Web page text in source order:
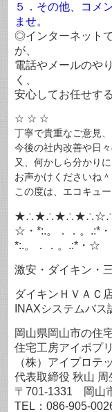
５．その他、コメ
ませ。
◎インターネット
が、
電話やメールのや
く、
安心してお任せす
☆ ☆ ☆
丁寧で貴重なご意見
今後の社内改善や日
又、何かしら分かり
お声かけくださいね＾
この度は、エコキュ
☆・*:.。．．。.:*
*:.。．．。.:*・☆
激安・ダイキン・
ダイキンＨＶＡＣ
INAXシステムバ
岡山県岡山市の住
住宅工房アイポプリ
（株）アイプロテ
代表取締役 秋山 周
〒701-1331 岡山
TEL：086-905-